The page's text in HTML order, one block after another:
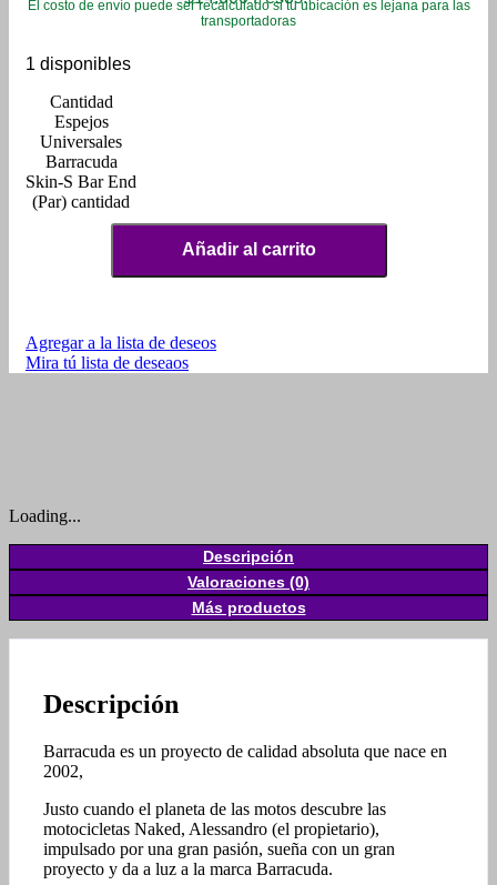
El costo de envío puede ser recalculado si tu ubicación es lejana para las
transportadoras
1 disponibles
Espejos
Universales
Barracuda
Skin-S Bar End
(Par) cantidad
Añadir al carrito
Agregar a la lista de deseos
Mira tú lista de deseaos
Loading...
Descripción
Valoraciones (0)
Más productos
Descripción
Barracuda es un proyecto de calidad absoluta que nace en
2002,
Justo cuando el planeta de las motos descubre las
motocicletas Naked, Alessandro (el propietario),
impulsado por una gran pasión, sueña con un gran
proyecto y da a luz a la marca Barracuda.